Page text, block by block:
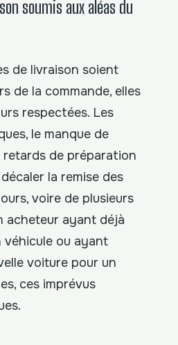
soumis aux aléas du
de livraison soient
de la commande, elles
respectées. Les
le manque de
de préparation
la remise des
voire de plusieurs
acheteur ayant déjà
véhicule ou ayant
voiture pour un
ces imprévus